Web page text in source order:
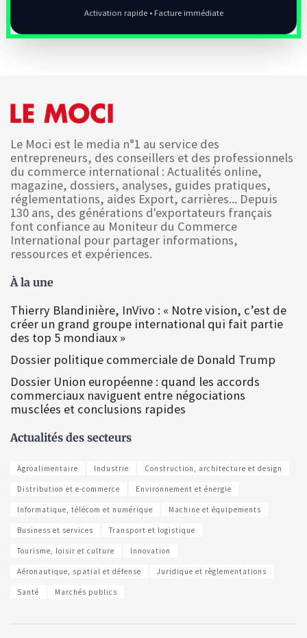
Activation rapide • Facture immédiate
Le Moci est le media n°1 au service des
entrepreneurs, des conseillers et des professionnels
du commerce international : Actualités online,
magazine, dossiers, analyses, guides pratiques,
réglementations, aides Export, carrières... Depuis
130 ans, des générations d'exportateurs français
font confiance au Moniteur du Commerce
International pour partager informations,
ressources et expériences.
À la une
Thierry Blandinière, InVivo : « Notre vision, c’est de
créer un grand groupe international qui fait partie
des top 5 mondiaux »
Dossier politique commerciale de Donald Trump
Dossier Union européenne : quand les accords
commerciaux naviguent entre négociations
musclées et conclusions rapides
Actualités des secteurs
Agroalimentaire Industrie Construction, architecture et design
Distribution et e-commerce Environnement et énergie
Informatique, télécom et numérique Machine et équipements
Business et services Transport et logistique
Tourisme, loisir et culture Innovation
Aéronautique, spatial et défense Juridique et règlementations
Santé Marchés publics